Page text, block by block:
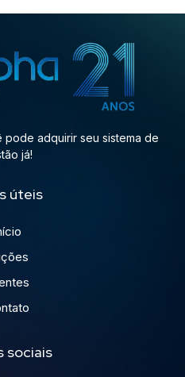
pode adquirir seu sistema de
já!
úteis
sociais